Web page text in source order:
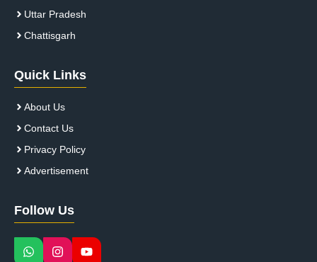
Uttar Pradesh
Chattisgarh
Quick Links
About Us
Contact Us
Privacy Policy
Advertisement
Follow Us